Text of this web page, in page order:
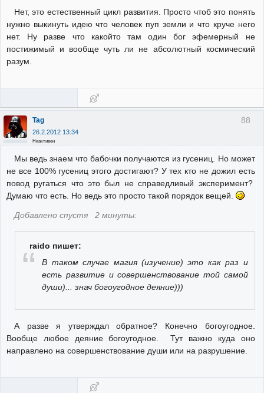
Нет, это естественный цикл развития. Просто чтоб это понять
нужно выкинуть идею что человек пуп земли и что круче него
нет. Ну разве что какойто там один бог эфемерный не
постижимый и вообще чуть ли не абсолютный космический
разум.
88
Tag
26.2.2012 13:34
Неактивен
Мы ведь знаем что бабочки получаются из гусениц. Но может
не все 100% гусениц этого достигают? У тех кто не дожил есть
повод ругаться что это был не справедливый эксперимент?
Думаю что есть. Но ведь это просто такой порядок вещей.
Добавлено спустя 2 минуты:
raido пишет:
В таком случае магия (изучение) это как раз и
есть развитие и совершенствование той самой
души)... знач богоугодное деяние)))
А разве я утверждал обратное? Конечно богоугодное.
Вообще любое деяние богоугодное. Тут важно куда оно
направлено на совершенствование души или на разрушение.